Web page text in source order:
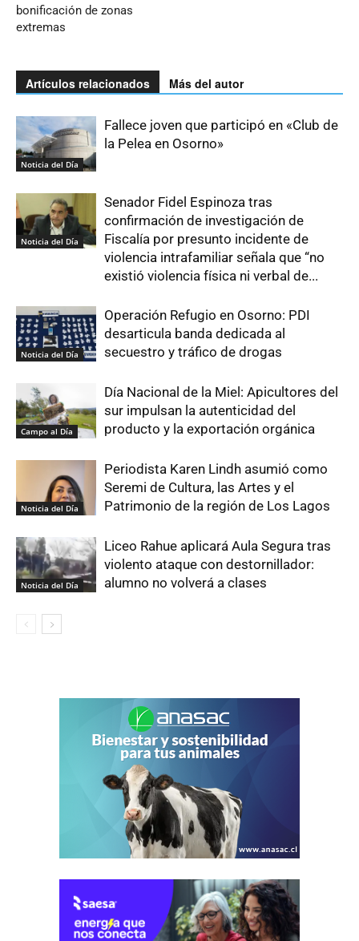
bonificación de zonas
extremas
Artículos relacionados Más del autor
Noticia del Día
Fallece joven que participó en «Club de
la Pelea en Osorno»
Noticia del Día
Senador Fidel Espinoza tras
confirmación de investigación de
Fiscalía por presunto incidente de
violencia intrafamiliar señala que “no
existió violencia física ni verbal de...
Noticia del Día
Operación Refugio en Osorno: PDI
desarticula banda dedicada al
secuestro y tráfico de drogas
Campo al Día
Día Nacional de la Miel: Apicultores del
sur impulsan la autenticidad del
producto y la exportación orgánica
Noticia del Día
Periodista Karen Lindh asumió como
Seremi de Cultura, las Artes y el
Patrimonio de la región de Los Lagos
Noticia del Día
Liceo Rahue aplicará Aula Segura tras
violento ataque con destornillador:
alumno no volverá a clases